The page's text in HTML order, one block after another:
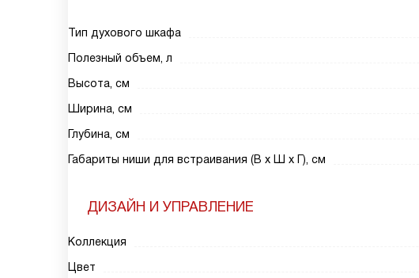
Тип духового шкафа
Полезный объем, л
Высота, см
Ширина, см
Глубина, см
Габариты ниши для встраивания (В х Ш х Г), см
ДИЗАЙН И УПРАВЛЕНИЕ
Коллекция
Цвет